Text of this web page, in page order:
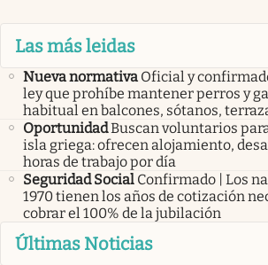
Las más leidas
Nueva normativa Oficial y
ley que prohíbe mantener perros y
habitual en balcones, sótanos,
OportunidadBuscan voluntarios
isla griega: ofrecen alojamiento,
horas de trabajo por día
Seguridad Social Confirmado | Los
1970 tienen los años de cotización
cobrar el 100% de la jubilación
Últimas Noticias